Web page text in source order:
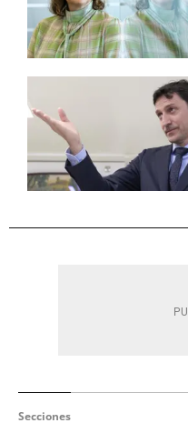
Secciones